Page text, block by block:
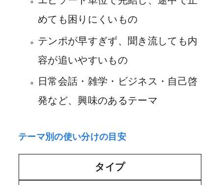
めても困りにくいもの
テンポが早すぎず、聞き流しても内
容が追いやすいもの
日常会話・雑学・ビジネス・自己啓
発など、興味のあるテーマ
テーマ別の使い分けの目安
タイプ